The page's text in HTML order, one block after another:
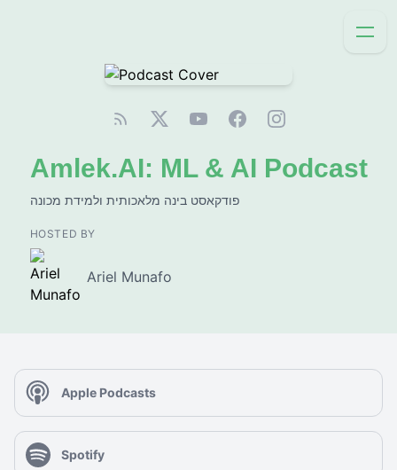
Amlek.AI: ML & AI Podcast
פודקאסט בינה מלאכותית ולמידת מכונה
HOSTED BY
Ariel Munafo
Apple Podcasts
Spotify